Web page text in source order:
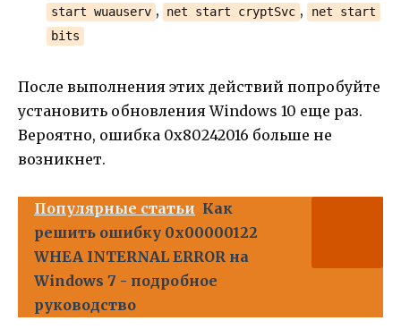
start wuauserv , net start cryptSvc ,
net start
bits
После выполнения этих действий попробуйте
установить обновления Windows 10 еще раз.
Вероятно, ошибка 0x80242016 больше не
возникнет.
Популярные статьи Как
решить ошибку 0x00000122
WHEA INTERNAL ERROR на
Windows 7 - подробное
руководство